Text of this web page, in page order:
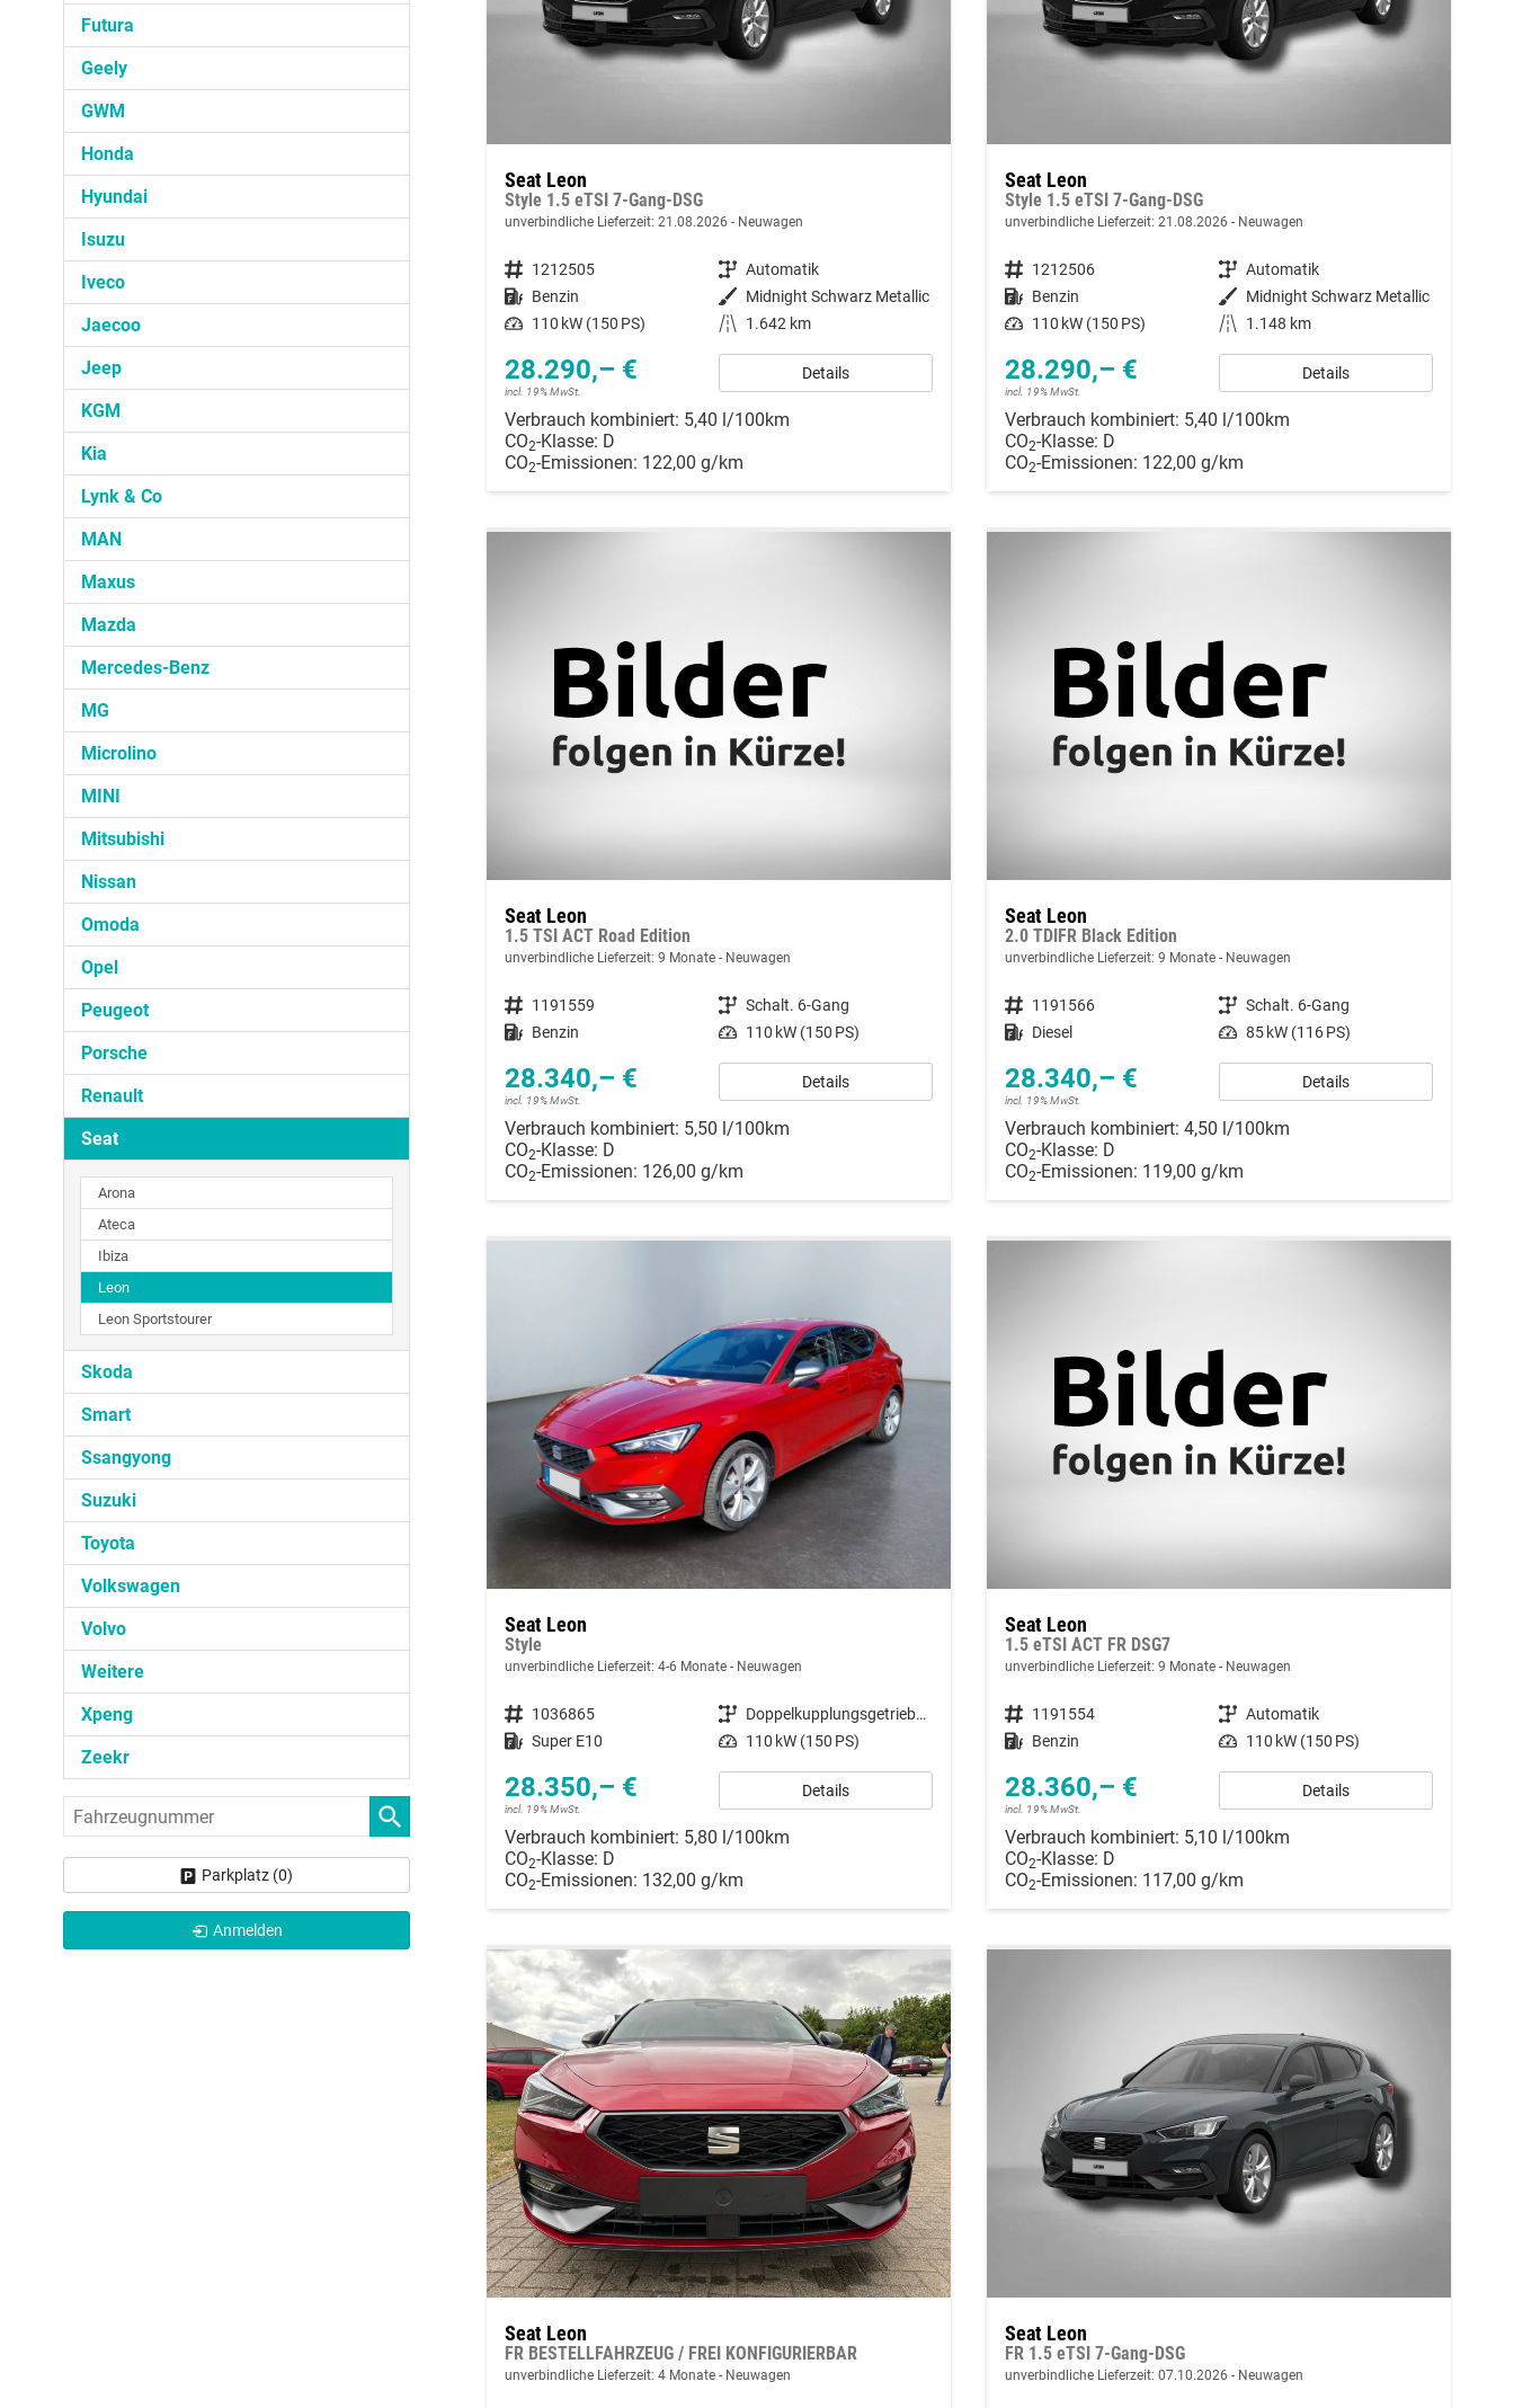
Seat Leon
Style 1.5 eTSI 7-Gang-DSG
unverbindliche Lieferzeit: 21.08.2026 Neuwagen
Fahrzeugnummer 1212505 Getriebe Automatik
Kraftstoff Benzin Außenfarbe Midnight Schwarz Metallic
Leistung 110 kW (150 PS) Kilometerstand 1.642 km
28.290,– €
incl. 19% MwSt.
Details
Verbrauch kombiniert: 5,40 l/100km
CO2-Klasse: D
CO2-Emissionen: 122,00 g/km
Seat Leon
Style 1.5 eTSI 7-Gang-DSG
unverbindliche Lieferzeit: 21.08.2026 Neuwagen
Fahrzeugnummer 1212506 Getriebe Automatik
Kraftstoff Benzin Außenfarbe Midnight Schwarz Metallic
Leistung 110 kW (150 PS) Kilometerstand 1.148 km
28.290,– €
incl. 19% MwSt.
Details
Verbrauch kombiniert: 5,40 l/100km
CO2-Klasse: D
CO2-Emissionen: 122,00 g/km
Seat Leon
1.5 TSI ACT Road Edition
unverbindliche Lieferzeit: 9 Monate Neuwagen
Fahrzeugnummer 1191559 Getriebe Schalt. 6-Gang
Kraftstoff Benzin Leistung 110 kW (150 PS)
28.340,– €
incl. 19% MwSt.
Details
Verbrauch kombiniert: 5,50 l/100km
CO2-Klasse: D
CO2-Emissionen: 126,00 g/km
Seat Leon
2.0 TDIFR Black Edition
unverbindliche Lieferzeit: 9 Monate Neuwagen
Fahrzeugnummer 1191566 Getriebe Schalt. 6-Gang
Kraftstoff Diesel Leistung 85 kW (116 PS)
28.340,– €
incl. 19% MwSt.
Details
Verbrauch kombiniert: 4,50 l/100km
CO2-Klasse: D
CO2-Emissionen: 119,00 g/km
Seat Leon
Style
unverbindliche Lieferzeit: 4-6 Monate Neuwagen
Fahrzeugnummer 1036865 Getriebe
Doppelkupplungsgetriebe (DSG)
Kraftstoff Super E10 Leistung 110 kW (150 PS)
28.350,– €
incl. 19% MwSt.
Details
Verbrauch kombiniert: 5,80 l/100km
CO2-Klasse: D
CO2-Emissionen: 132,00 g/km
Seat Leon
1.5 eTSI ACT FR DSG7
unverbindliche Lieferzeit: 9 Monate Neuwagen
Fahrzeugnummer 1191554 Getriebe Automatik
Kraftstoff Benzin Leistung 110 kW (150 PS)
28.360,– €
incl. 19% MwSt.
Details
Verbrauch kombiniert: 5,10 l/100km
CO2-Klasse: D
CO2-Emissionen: 117,00 g/km
Seat Leon
FR BESTELLFAHRZEUG / FREI KONFIGURIERBAR
unverbindliche Lieferzeit: 4 Monate Neuwagen
Seat Leon
FR 1.5 eTSI 7-Gang-DSG
unverbindliche Lieferzeit: 07.10.2026 Neuwagen
Futura
Geely
GWM
Honda
Hyundai
Isuzu
Iveco
Jaecoo
Jeep
KGM
Kia
Lynk & Co
MAN
Maxus
Mazda
Mercedes-Benz
MG
Microlino
MINI
Mitsubishi
Nissan
Omoda
Opel
Peugeot
Porsche
Renault
Seat
Arona
Ateca
Ibiza
Leon
Leon Sportstourer
Skoda
Smart
Ssangyong
Suzuki
Toyota
Volkswagen
Volvo
Weitere
Xpeng
Zeekr
Fahrzeugnummer
Parkplatz (0)
Anmelden